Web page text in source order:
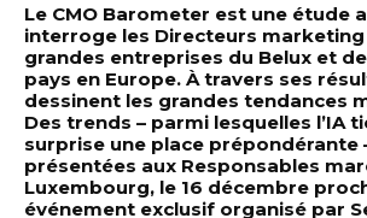
Le CMO Barometer est une étude
interroge les Directeurs marketing
grandes entreprises du Belux et
pays en Europe. À travers ses
dessinent les grandes tendances
Des trends – parmi lesquelles l’IA
surprise une place prépondérante
présentées aux Responsables
Luxembourg, le 16 décembre
événement exclusif organisé par